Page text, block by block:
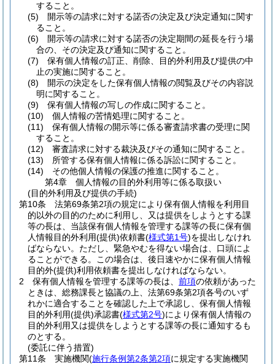
すること。
(5)
開示等の請求に対する諾否の決定及び決定通知に関す
ること。
(6)
開示等の請求に対する諾否の決定期間の延長を行う場
合の、その決定及び通知に関すること。
(7)
保有個人情報の訂正、削除、目的外利用及び提供の中
止の実施に関すること。
(8)
開示の決定をした保有個人情報の閲覧及びその内容説
明に関すること。
(9)
保有個人情報の写しの作成に関すること。
(10)
個人情報の苦情処理に関すること。
(11)
保有個人情報の開示等に係る審査請求書の受理に関
すること。
(12)
審査請求に対する裁決及びその通知に関すること。
(13)
所管する保有個人情報に係る訴訟に関すること。
(14)
その他個人情報の保護の推進に関すること。
第4章
個人情報の目的外利用等に係る取扱い
(目的外利用及び提供の手続)
第10条
法第69条第2項の規定により保有個人情報を利用目
的以外の目的のために利用し、又は提供をしようとする課
等の長は、当該保有個人情報を管理する課等の長に保有個
人情報目的外利用(提供)依頼書(様式第1号)を提出しなけれ
ばならない。 ただし、緊急やむを得ない場合は、口頭によ
ることができる。
この場合は、後日速やかに保有個人情報
目的外(提供)利用依頼書を提出しなければならない。
2
保有個人情報を管理する課等の長は、 前項の依頼があった
ときは、総務課長と協議の上、法第69条第2項各号のいず
れかに適合することを確認した上で承認し、保有個人情報
目的外利用(提供)承認書(様式第2号)により保有個人情報の
目的外利用又は提供をしようとする課等の長に通知するも
のとする。
(委託に伴う措置)
第11条
実施機関(施行条例第2条第2項に規定する実施機関